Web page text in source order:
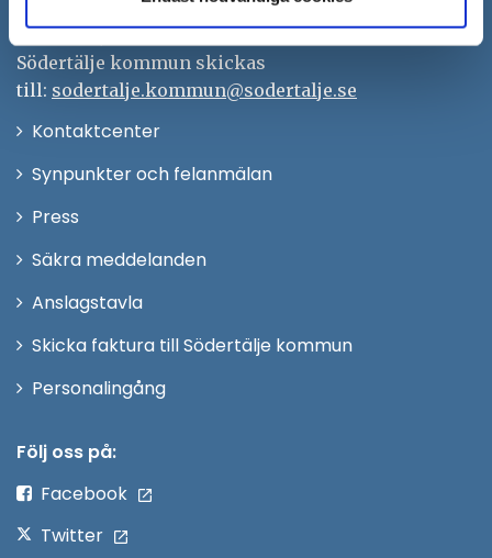
Org.nr. 212000–0159
Remisser, beslut och meddelande/info till
Södertälje kommun skickas
till: sodertalje.kommun@sodertalje.se
KontaktcenterÖppna
Synpunkter och felanmälan
Press
fönster
Säkra meddelanden
Anslagstavla
Skicka faktura till Södertälje kommun
PersonalingångÖppna
Följ oss på:
Facebook
Twitter